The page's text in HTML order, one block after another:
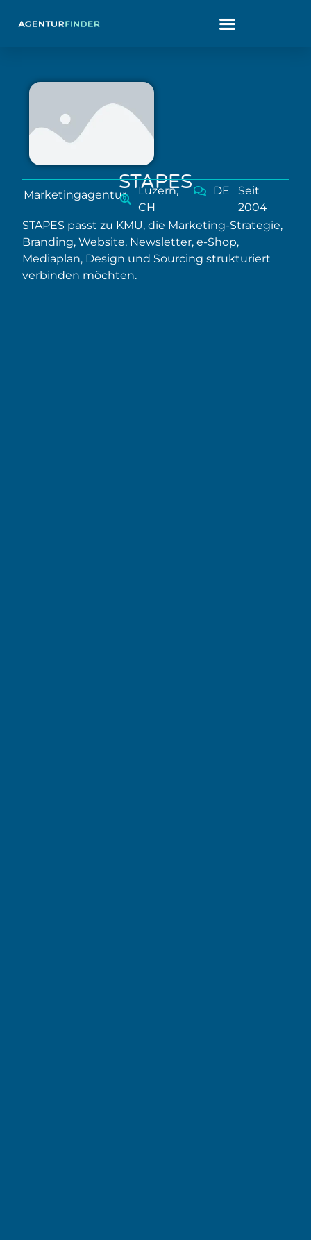
STAPES
Marketingagentur
Luzern,
CH
DE
Seit
2004
STAPES passt zu KMU, die Marketing-Strategie,
Branding, Website, Newsletter, e-Shop,
Mediaplan, Design und Sourcing strukturiert
verbinden möchten.